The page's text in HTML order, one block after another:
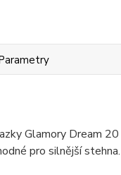
Glamory Dream
pro silnější stehna.